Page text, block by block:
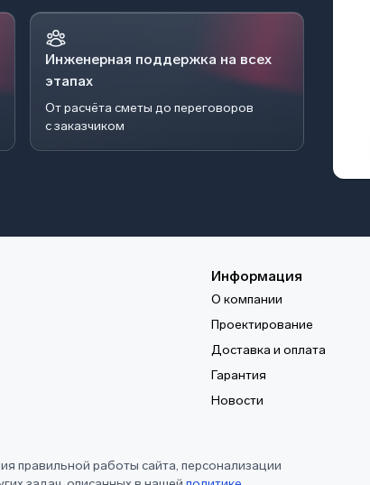
Инженерная поддержка на всех
этапах
От расчёта сметы до переговоров
с заказчиком
Информация
О компании
Проектирование
Доставка и оплата
Гарантия
Новости
правильной работы сайта, персонализации